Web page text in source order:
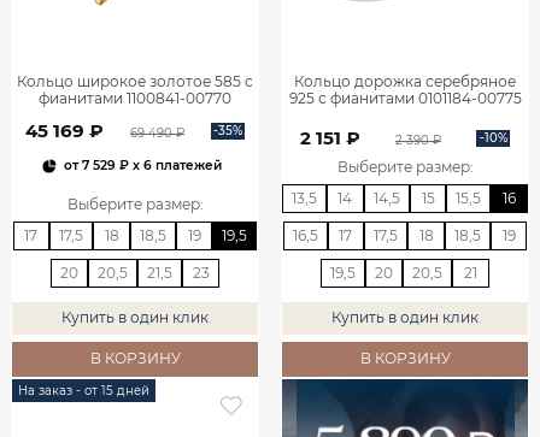
Кольцо широкое золотое 585 с
фианитами 1100841-00770
45 169 ₽ 69 490 ₽ -35%
от7 529 ₽x 6 платежей
Выберите размер:
17
17,5 18 18,5 19 19,5
20 20,5 21,5 23
Купить в один клик
В КОРЗИНУ
Кольцо дорожка серебряное
925 с фианитами 0101184-00775
2 151 ₽ 2 390 ₽ -10%
Выберите размер:
13,5
14 14,5 15 15,5 16
16,5 17 17,5 18 18,5 19
19,5 20 20,5 21
Купить в один клик
В КОРЗИНУ
На заказ - от 15 дней